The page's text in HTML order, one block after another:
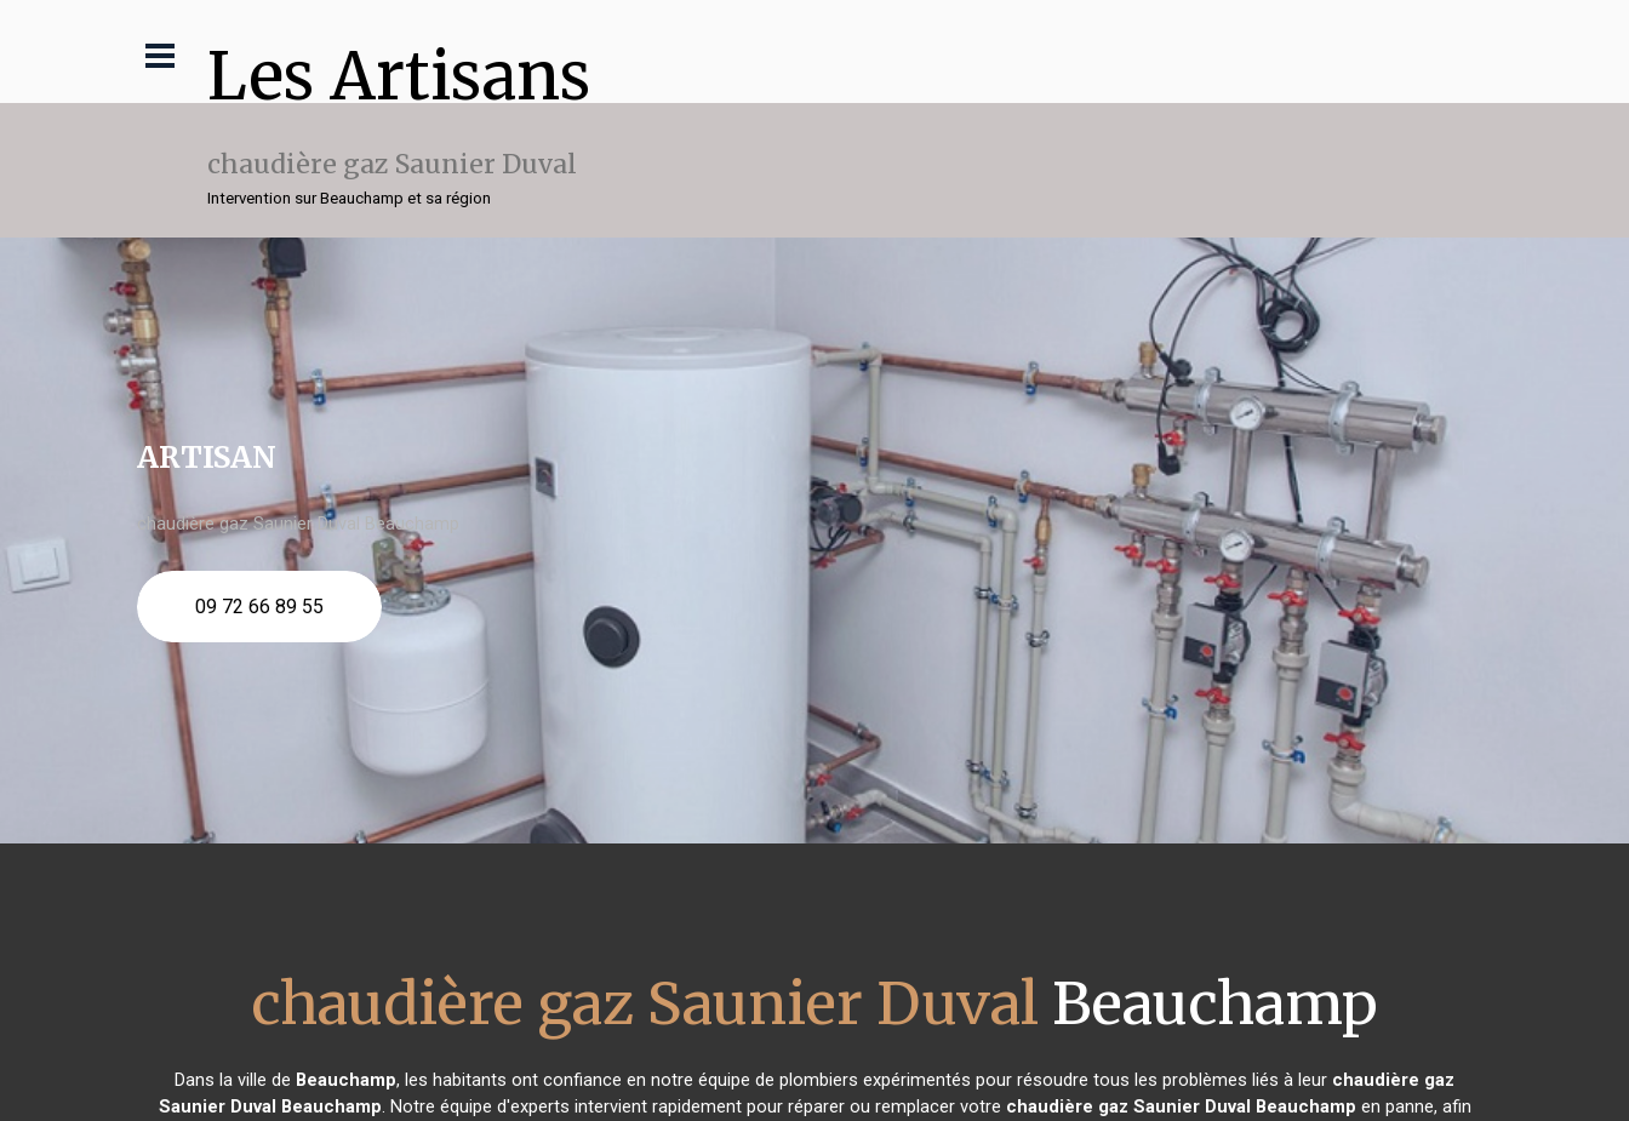
Les Artisans
chaudière gaz Saunier Duval
Intervention sur Beauchamp et sa région
ARTISAN
chaudière gaz Saunier Duval Beauchamp
09 72 66 89 55
chaudière gaz Saunier Duval Beauchamp
Dans la ville de Beauchamp, les habitants ont confiance en notre équipe de plombiers expérimentés pour résoudre tous les problèmes liés à leur chaudière gaz
Saunier Duval Beauchamp. Notre équipe d'experts intervient rapidement pour réparer ou remplacer votre chaudière gaz Saunier Duval Beauchamp en panne, afin